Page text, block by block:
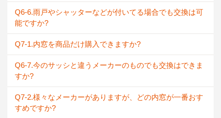
Q6-6.雨戸やシャッターなどが付いてる場合でも交換は可
能ですか?
Q7-1.内窓を商品だけ購入できますか?
Q6-7.今のサッシと違うメーカーのものでも交換はできま
すか?
Q7-2.様々なメーカーがありますが、どの内窓が一番おす
すめですか?